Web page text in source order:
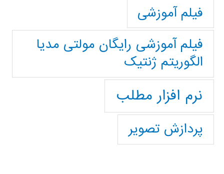
فیلم آموزشی
فیلم آموزشی رایگان مولتی مدیا
الگوریتم ژنتیک
نرم افزار مطلب
پردازش تصویر